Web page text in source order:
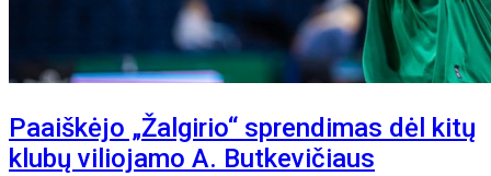
Paaiškėjo „Žalgirio“ sprendimas dėl kitų
klubų viliojamo A. Butkevičiaus